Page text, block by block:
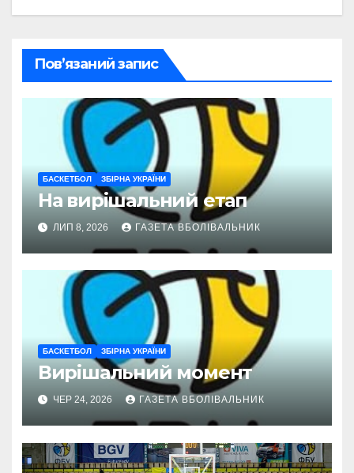
Пов’язаний запис
БАСКЕТБОЛ ЗБІРНА УКРАЇНИ
На вирішальний етап
ЛИП 8, 2026 ГАЗЕТА ВБОЛІВАЛЬНИК
БАСКЕТБОЛ ЗБІРНА УКРАЇНИ
Вирішальний момент
ЧЕР 24, 2026 ГАЗЕТА ВБОЛІВАЛЬНИК